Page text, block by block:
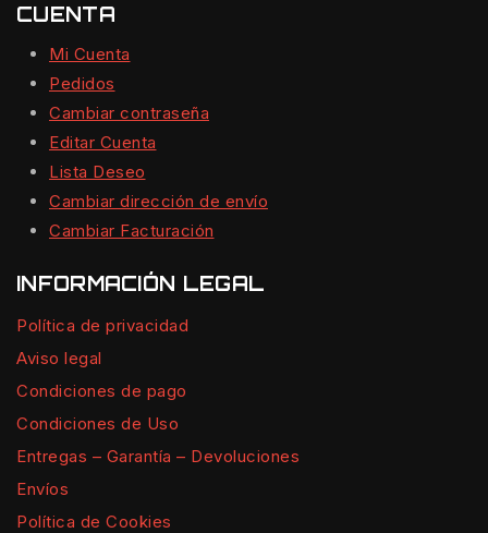
CUENTA
Mi Cuenta
Pedidos
Cambiar contraseña
Editar Cuenta
Lista Deseo
Cambiar dirección de envío
Cambiar Facturación
INFORMACIÓN LEGAL
Política de privacidad
Aviso legal
Condiciones de pago
Condiciones de Uso
Entregas – Garantía – Devoluciones
Envíos
Política de Cookies